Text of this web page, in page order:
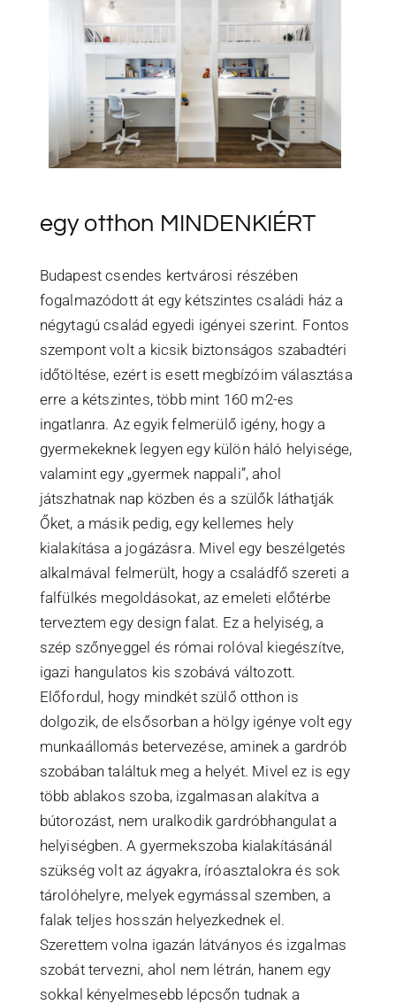
egy otthon MINDENKIÉRT
Budapest csendes kertvárosi részében
fogalmazódott át egy kétszintes családi ház a
négytagú család egyedi igényei szerint. Fontos
szempont volt a kicsik biztonságos szabadtéri
időtöltése, ezért is esett megbízóim választása
erre a kétszintes, több mint 160 m2-es
ingatlanra. Az egyik felmerülő igény, hogy a
gyermekeknek legyen egy külön háló helyisége,
valamint egy „gyermek nappali”, ahol
játszhatnak nap közben és a szülők láthatják
Őket, a másik pedig, egy kellemes hely
kialakítása a jogázásra. Mivel egy beszélgetés
alkalmával felmerült, hogy a családfő szereti a
falfülkés megoldásokat, az emeleti előtérbe
terveztem egy design falat. Ez a helyiség, a
szép szőnyeggel és római rolóval kiegészítve,
igazi hangulatos kis szobává változott.
Előfordul, hogy mindkét szülő otthon is
dolgozik, de elsősorban a hölgy igénye volt egy
munkaállomás betervezése, aminek a gardrób
szobában találtuk meg a helyét. Mivel ez is egy
több ablakos szoba, izgalmasan alakítva a
bútorozást, nem uralkodik gardróbhangulat a
helyiségben. A gyermekszoba kialakításánál
szükség volt az ágyakra, íróasztalokra és sok
tárolóhelyre, melyek egymással szemben, a
falak teljes hosszán helyezkednek el.
Szerettem volna igazán látványos és izgalmas
szobát tervezni, ahol nem létrán, hanem egy
sokkal kényelmesebb lépcsőn tudnak a